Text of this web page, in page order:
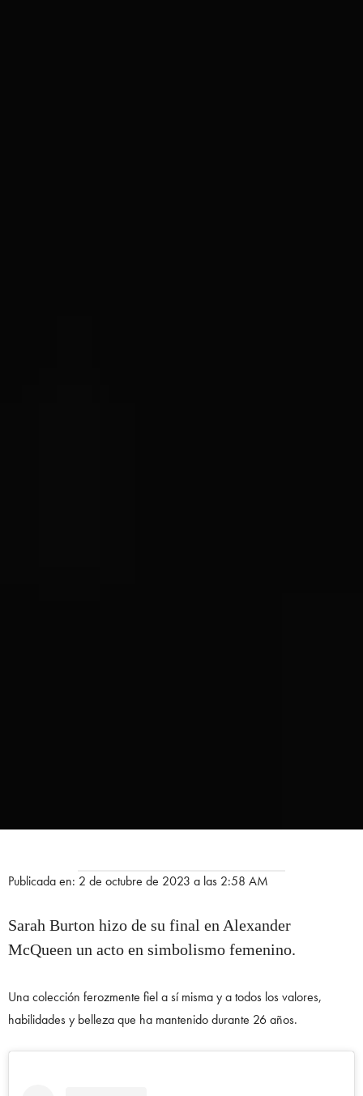
Publicada en: 2 de octubre de 2023 a las 2:58 AM
Sarah Burton hizo de su final en Alexander
McQueen un acto en simbolismo femenino.
Una colección ferozmente fiel a sí misma y a todos los valores,
habilidades y belleza que ha mantenido durante 26 años.